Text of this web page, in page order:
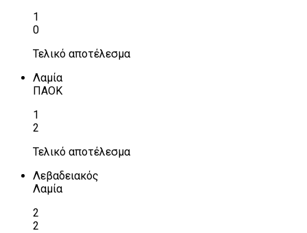
1
0
Τελικό αποτέλεσμα
Λαμία
ΠΑΟΚ
1
2
Τελικό αποτέλεσμα
Λεβαδειακός
Λαμία
2
2